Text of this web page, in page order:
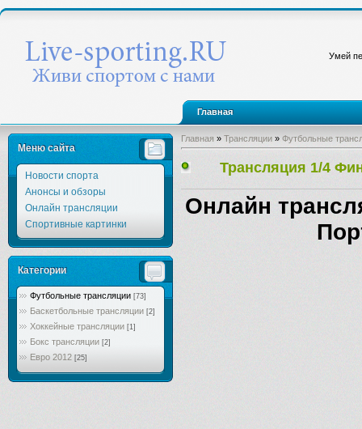
Умей
Главная
Меню сайта
Новости спорта
Анонсы и обзоры
Онлайн трансляции
Спортивные картинки
Категории
Футбольные трансляции [73]
Баскетбольные трансляции [2]
Хоккейные трансляции [1]
Бокс трансляции [2]
Евро 2012 [25]
Главная » Трансляции » Футбольные
Трансляция 1/4
Онлайн